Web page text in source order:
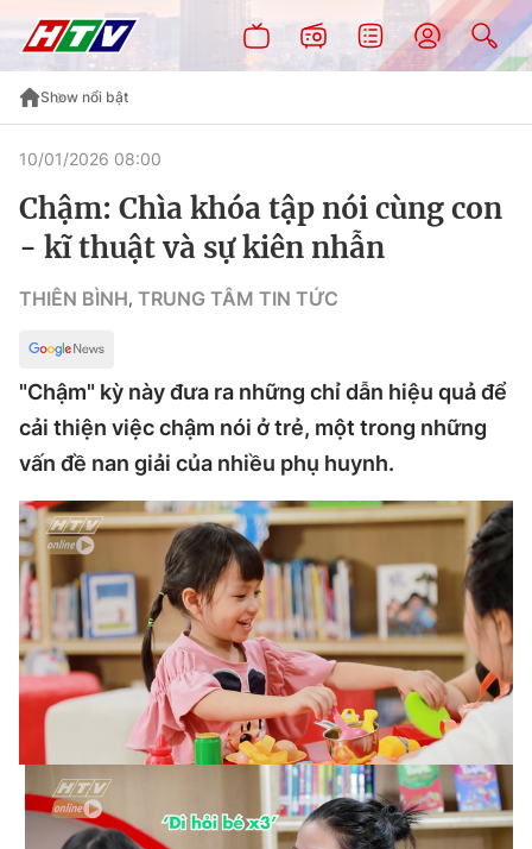
Show nổi bật
10/01/2026 08:00
Chậm: Chìa khóa tập nói cùng con
- kĩ thuật và sự kiên nhẫn
THIÊN BÌNH, TRUNG TÂM TIN TỨC
"Chậm" kỳ này đưa ra những chỉ dẫn hiệu quả để
cải thiện việc chậm nói ở trẻ, một trong những
vấn đề nan giải của nhiều phụ huynh.